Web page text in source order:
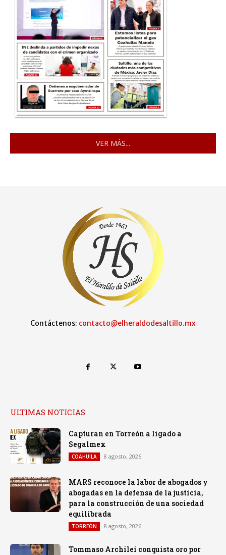
VER MÁS...
Contáctenos: contacto@elheraldodesaltillo.mx
ULTIMAS NOTICIAS
Capturan en Torreón a ligado a
Segalmex
COAHUILA 8 agosto, 2026
MARS reconoce la labor de abogados y
abogadas en la defensa de la justicia,
para la construcción de una sociedad
equilibrada
TORREÓN 8 agosto, 2026
Tommaso Archilei conquista oro por